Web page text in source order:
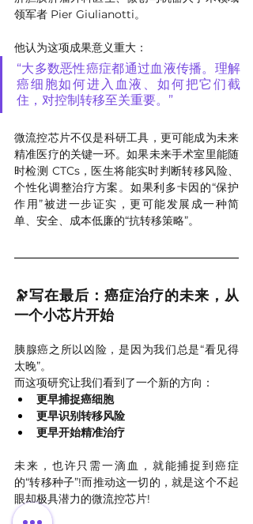
领军者 Pier Giulianotti。
他认为这项成果意义重大：
“大多数恶性癌症都通过血液传播。理解
癌细胞如何进入血液、如何把它们截
住，对控制转移至关重要。”
微流控芯片不仅是科研工具，更可能成为未来
精准医疗的关键一环。如果未来手术室里能随
时检测 CTCs，医生将能实时判断转移风险、
个性化调整治疗方案。如果利多卡因的“保护
作用”被进一步证实，更可能发展成一种简
单、安全、成本低廉的“抗转移策略”。
🔭写在最后：癌症治疗的未来，从
一个小芯片开始
胰腺癌之所以凶险，是因为我们总是“看见得
太晚”。
而这项研究让我们看到了一个新的方向：
更早捕捉癌细胞
更早识别转移风险
更早开始精准治疗
未来，也许只需一滴血，就能捕捉到癌症
的“转移种子”!而推动这一切的，就是这个不起
眼却极具潜力的微流控芯片!